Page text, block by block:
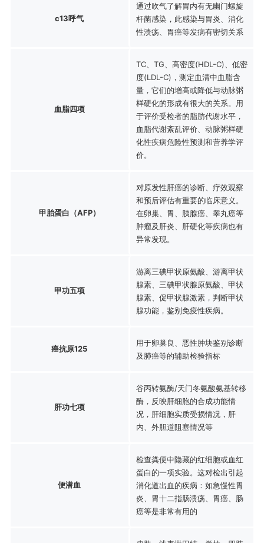
c13呼气
通过吹气了解胃内有无幽门螺旋
杆菌感染，此感染与胃炎、消化
性溃疡、胃癌等发病有密切关系
血脂四项
TC、TG、高密度(HDL-C)、低密
度(LDL-C)，测定血清中血脂含
量，它们的增高或降低与动脉粥
样硬化的形成有很大的关系。用
于评价受检者的脂肪代谢水平，
血脂代谢紊乱评价、动脉粥样硬
化性疾病危险性预测和营养学评
价。
甲胎蛋白（AFP）
对原发性肝癌的诊断、疗效观察
和预后评估有重要的临床意义。
在卵巢、胃、胰腺癌、睾丸癌等
肿瘤及肝炎、肝硬化等疾病也有
异常发现。
甲功五项
游离三碘甲状原氨酸、游离甲状
腺素、三碘甲状腺原氨酸、甲状
腺素、促甲状腺激素，判断甲状
腺功能，鉴别免疫性疾病。
癌抗原125
用于卵巢良、恶性肿块鉴别诊断
及肺癌等的辅助检验指标
肝功七项
谷丙转氨酶/天门冬氨酸氨基转移
酶，反映肝细胞的合成功能情
况，肝细胞实质受损情况，肝
内、外胆道阻塞情况等
便潜血
检查粪便中隐藏的红细胞或血红
蛋白的一项实验。这对检出引起
消化道出血的疾病：如急慢性胃
炎、胃十二指肠溃疡、胃癌、肠
癌等是非常有用的